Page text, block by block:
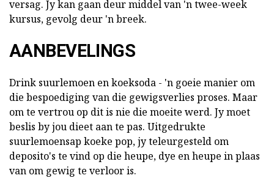
versag. Jy kan gaan deur middel van 'n twee-week
kursus, gevolg deur 'n breek.
AANBEVELINGS
Drink suurlemoen en koeksoda - 'n goeie manier om
die bespoediging van die gewigsverlies proses. Maar
om te vertrou op dit is nie die moeite werd. Jy moet
beslis by jou dieet aan te pas. Uitgedrukte
suurlemoensap koeke pop, jy teleurgesteld om
deposito's te vind op die heupe, dye en heupe in plaas
van om gewig te verloor is.